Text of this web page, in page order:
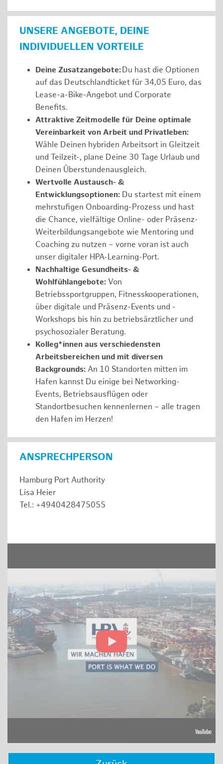
UNSERE ANGEBOTE, DEINE
INDIVIDUELLEN VORTEILE
Deine Zusatzangebote: Du hast die Optionen
auf das Deutschlandticket für 34,05 Euro, das
Lease-a-Bike-Angebot und Corporate
Benefits.
Attraktive Zeitmodelle für Deine optimale
Vereinbarkeit von Arbeit und Privatleben:
Wähle Deinen hybriden Arbeitsort in Gleitzeit
und Teilzeit-, plane Deine 30 Tage Urlaub und
Deinen Überstundenausgleich.
Wertvolle Austausch- &
Entwicklungsoptionen: Du startest mit einem
mehrstufigen Onboarding-Prozess und hast
die Chance, vielfältige Online- oder Präsenz-
Weiterbildungsangebote wie Mentoring und
Coaching zu nutzen – vorne voran ist auch
unser digitaler HPA-Learning-Port.
Nachhaltige Gesundheits- &
Wohlfühlangebote: Von
Betriebssportgruppen, Fitnesskooperationen,
über digitale und Präsenz-Events und -
Workshops bis hin zu betriebsärztlicher und
psychosozialer Beratung.
Kolleg*innen aus verschiedensten
Arbeitsbereichen und mit diversen
Backgrounds: An 10 Standorten mitten im
Hafen kannst Du einige bei Networking-
Events, Betriebsausflügen oder
Standortbesuchen kennenlernen – alle tragen
den Hafen im Herzen!
ANSPRECHPERSON
Hamburg Port Authority
Lisa Heier
Tel.: +4940428475055